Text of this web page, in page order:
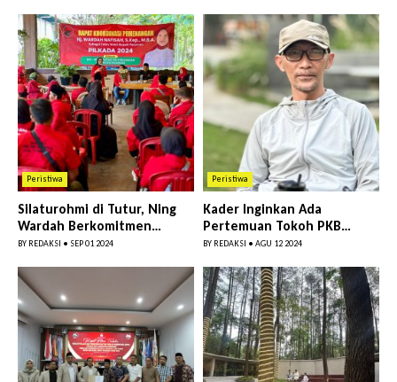
Peristiwa
Silaturohmi di Tutur, Ning
Wardah Berkomitmen
Kembangkan Budaya Suku
BY REDAKSI • SEP 01 2024
Peristiwa
Kader Inginkan Ada
Pertemuan Tokoh PKB
untuk Menangkan Pilkada
BY REDAKSI • AGU 12 2024